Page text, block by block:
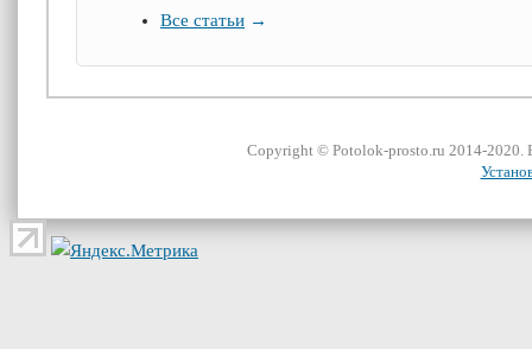
Все статьи →
Сopyright © Potolok-prosto.ru 2014-2020.